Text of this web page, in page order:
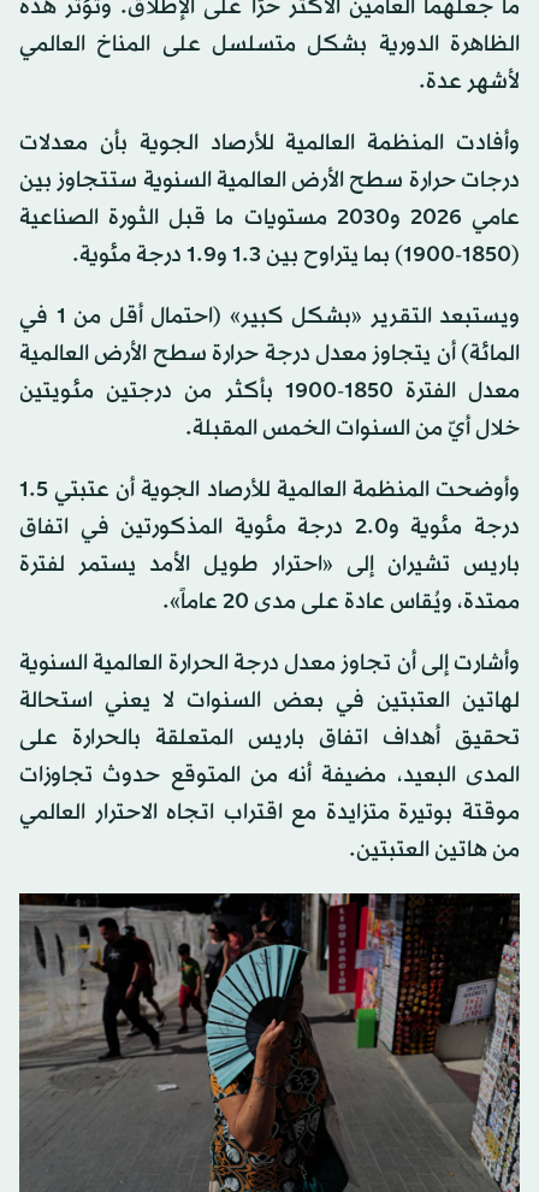
ما جعلهما العامين الأكثر حرّاً على الإطلاق. وتؤثر هذه
الظاهرة الدورية بشكل متسلسل على المناخ العالمي
لأشهر عدة.
وأفادت المنظمة العالمية للأرصاد الجوية بأن معدلات
درجات حرارة سطح الأرض العالمية السنوية ستتجاوز بين
عامي 2026 و2030 مستويات ما قبل الثورة الصناعية
(1850-1900) بما يتراوح بين 1.3 و1.9 درجة مئوية.
ويستبعد التقرير «بشكل كبير» (احتمال أقل من 1 في
المائة) أن يتجاوز معدل درجة حرارة سطح الأرض العالمية
معدل الفترة 1850-1900 بأكثر من درجتين مئويتين
خلال أيّ من السنوات الخمس المقبلة.
وأوضحت المنظمة العالمية للأرصاد الجوية أن عتبتي 1.5
درجة مئوية و2.0 درجة مئوية المذكورتين في اتفاق
باريس تشيران إلى «احترار طويل الأمد يستمر لفترة
ممتدة، ويُقاس عادة على مدى 20 عاماً».
وأشارت إلى أن تجاوز معدل درجة الحرارة العالمية السنوية
لهاتين العتبتين في بعض السنوات لا يعني استحالة
تحقيق أهداف اتفاق باريس المتعلقة بالحرارة على
المدى البعيد، مضيفة أنه من المتوقع حدوث تجاوزات
موقتة بوتيرة متزايدة مع اقتراب اتجاه الاحترار العالمي
من هاتين العتبتين.